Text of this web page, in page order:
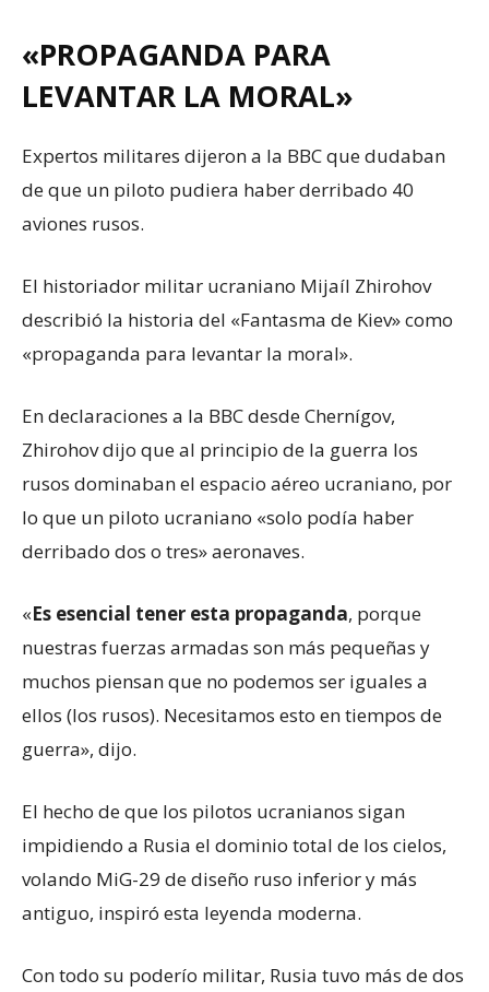
«PROPAGANDA PARA
LEVANTAR LA MORAL»
Expertos militares dijeron a la BBC que dudaban
de que un piloto pudiera haber derribado 40
aviones rusos.
El historiador militar ucraniano Mijaíl Zhirohov
describió la historia del «Fantasma de Kiev» como
«propaganda para levantar la moral».
En declaraciones a la BBC desde Chernígov,
Zhirohov dijo que al principio de la guerra los
rusos dominaban el espacio aéreo ucraniano, por
lo que un piloto ucraniano «solo podía haber
derribado dos o tres» aeronaves.
«Es esencial tener esta propaganda, porque
nuestras fuerzas armadas son más pequeñas y
muchos piensan que no podemos ser iguales a
ellos (los rusos). Necesitamos esto en tiempos de
guerra», dijo.
El hecho de que los pilotos ucranianos sigan
impidiendo a Rusia el dominio total de los cielos,
volando MiG-29 de diseño ruso inferior y más
antiguo, inspiró esta leyenda moderna.
Con todo su poderío militar, Rusia tuvo más de dos